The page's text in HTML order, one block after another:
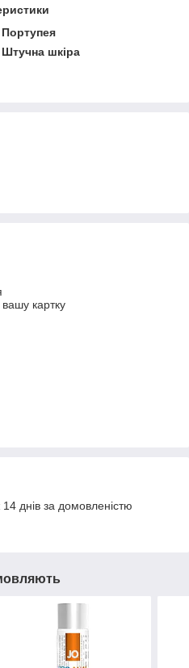
Портупея
Штучна шкіра
картку
днів за домовленістю